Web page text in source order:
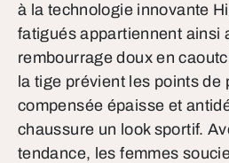
à la technologie innovante
fatigués appartiennent ainsi
rembourrage doux en
la tige prévient les points de
compensée épaisse et
chaussure un look sportif.
tendance, les femmes